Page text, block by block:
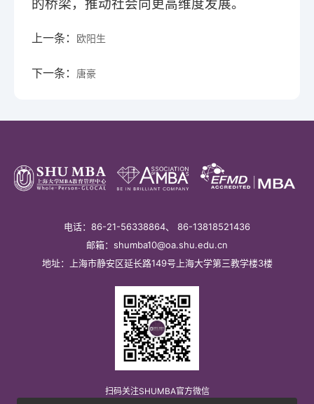
的桥梁，推动社会向更高维度发展。
上一条： 欧阳生
下一条： 唐豪
电话：86-21-56338864、 86-13818521436
邮箱：shumba10@oa.shu.edu.cn
地址：上海市静安区延长路149号上海大学第三教学楼3楼
扫码关注SHUMBA官方微信